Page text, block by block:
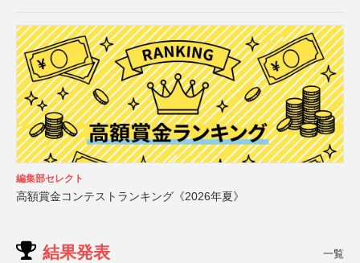
編集部セレクト
高額賞金コンテストランキング《2026年夏》
結果発表 一覧